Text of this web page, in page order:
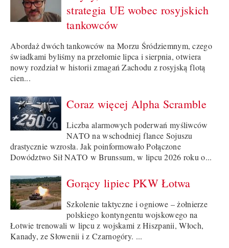
strategia UE wobec rosyjskich
tankowców
Abordaż dwóch tankowców na Morzu Śródziemnym, czego
świadkami byliśmy na przełomie lipca i sierpnia, otwiera
nowy rozdział w historii zmagań Zachodu z rosyjską flotą
cien...
Coraz więcej Alpha Scramble
Liczba alarmowych poderwań myśliwców
NATO na wschodniej flance Sojuszu
drastycznie wzrosła. Jak poinformowało Połączone
Dowództwo Sił NATO w Brunssum, w lipcu 2026 roku o...
Gorący lipiec PKW Łotwa
Szkolenie taktyczne i ogniowe – żołnierze
polskiego kontyngentu wojskowego na
Łotwie trenowali w lipcu z wojskami z Hiszpanii, Włoch,
Kanady, ze Słowenii i z Czarnogóry. ...